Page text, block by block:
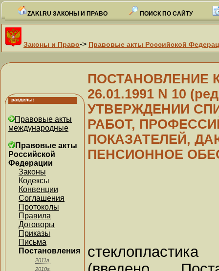
ZAKI.RU ЗАКОНЫ И ПРАВО ПОИСК ПО САЙТУ
Законы и Право-> Правовые акты Российской
Правовые акты
международные
Правовые акты
Российской
Федерации
Законы
Кодексы
Конвенции
Соглашения
Протоколы
Правила
Договоры
Приказы
Письма
Постановления
2011г.
2010г.
ПОСТАНОВЛЕНИЕ
26.01.1991 N 10
УТВЕРЖДЕНИИ
РАБОТ,
ПОКАЗАТЕЛЕЙ,
ПЕНСИОННОЕ
стеклопластика